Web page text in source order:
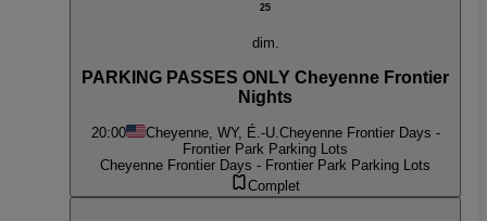
25
dim.
PARKING PASSES ONLY Cheyenne Frontier
Nights
20:00 Cheyenne, WY, É.-U. Cheyenne Frontier Days -
Frontier Park Parking Lots
Cheyenne Frontier Days - Frontier Park Parking Lots
Complet